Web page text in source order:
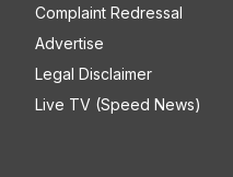
Complaint Redressal
Advertise
Legal Disclaimer
Live TV (Speed News)